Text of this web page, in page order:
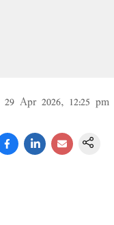
29 Apr 2026, 12:25 pm